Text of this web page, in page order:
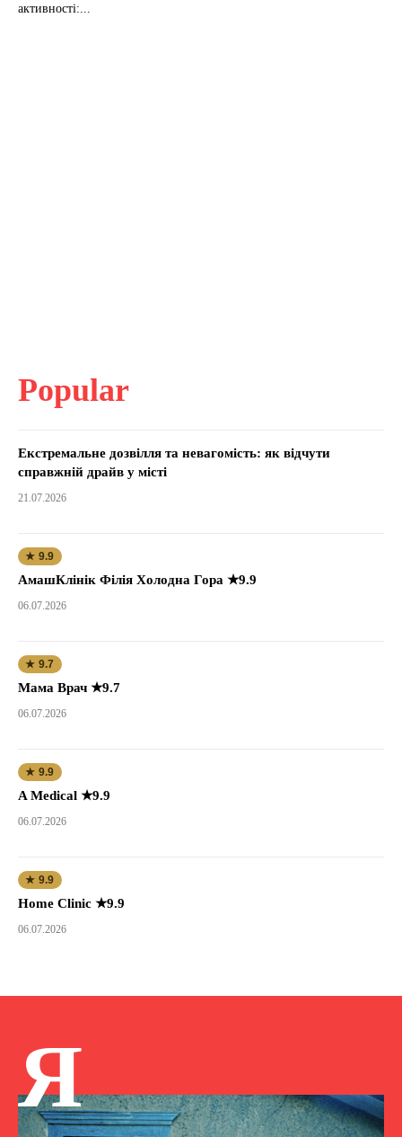
активності:...
Popular
Екстремальне дозвілля та невагомість: як відчути
справжній драйв у місті
21.07.2026
★ 9.9
АмашКлінік Філія Холодна Гора ★9.9
06.07.2026
★ 9.7
Мама Врач ★9.7
06.07.2026
★ 9.9
A Medical ★9.9
06.07.2026
★ 9.9
Home Clinic ★9.9
06.07.2026
Я